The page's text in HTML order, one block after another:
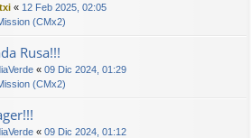
« 12 Feb 2025, 02:05
(CMx2)
Rusa!!!
« 09 Dic 2024, 01:29
(CMx2)
« 09 Dic 2024, 01:12